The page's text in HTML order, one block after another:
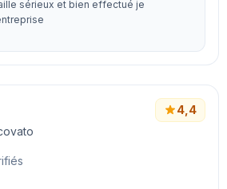
sérieux et bien effectué je
4,4